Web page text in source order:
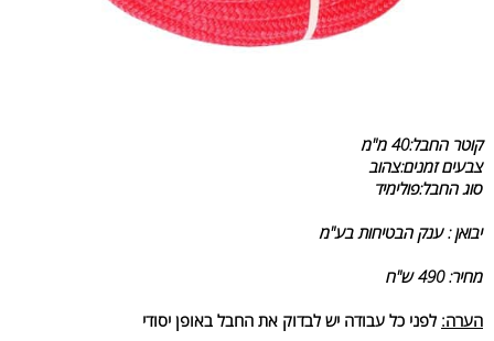
קוטר החבל:40 מ"מ
צבעים זמנים:צהוב
סוג החבל:פולימיד
יבואן : ענק הבטיחות בע"מ
מחיר: 490 ש"ח
הערה: לפני כל עבודה יש לבדוק את החבל באופן יסודי